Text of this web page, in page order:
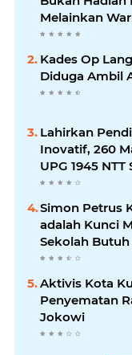
Melainkan
Turun Temurun
Kades Op
Lahirkan
Inovatif, 260
UPG 1945 NTT
17 Sekolah
Simon Petrus
adalah Kunci
Sekolah
Dukungan
Aktivis Kota
Penyematan
Jokowi